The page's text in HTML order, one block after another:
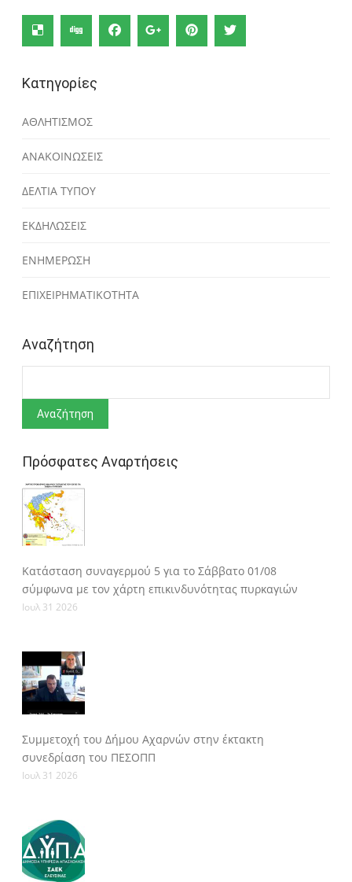
Κατηγορίες
ΑΘΛΗΤΙΣΜΟΣ
ΑΝΑΚΟΙΝΩΣΕΙΣ
ΔΕΛΤΙΑ ΤΥΠΟΥ
ΕΚΔΗΛΩΣΕΙΣ
ΕΝΗΜΕΡΩΣΗ
ΕΠΙΧΕΙΡΗΜΑΤΙΚΟΤΗΤΑ
Αναζήτηση
Πρόσφατες Αναρτήσεις
Κατάσταση συναγερμού 5 για το Σάββατο 01/08
σύμφωνα με τον χάρτη επικινδυνότητας πυρκαγιών
Ιουλ 31 2026
Συμμετοχή του Δήμου Αχαρνών στην έκτακτη
συνεδρίαση του ΠΕΣΟΠΠ
Ιουλ 31 2026